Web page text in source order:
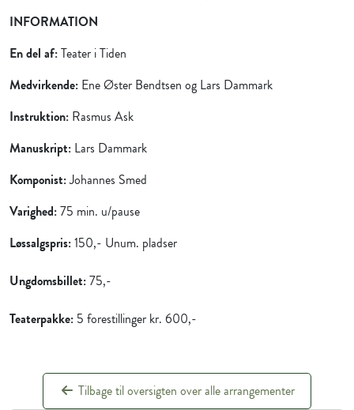
INFORMATION
En del af:Teater i Tiden
Medvirkende: Ene Øster Bendtsen og Lars Dammark
Instruktion: Rasmus Ask
Manuskript: Lars Dammark
Komponist:Johannes Smed
Varighed:75 min. u/pause
Løssalgspris:150,- Unum. pladser
Ungdomsbillet:75,-
Teaterpakke: 5 forestillinger kr. 600,-
Tilbage til oversigten over alle arrangementer